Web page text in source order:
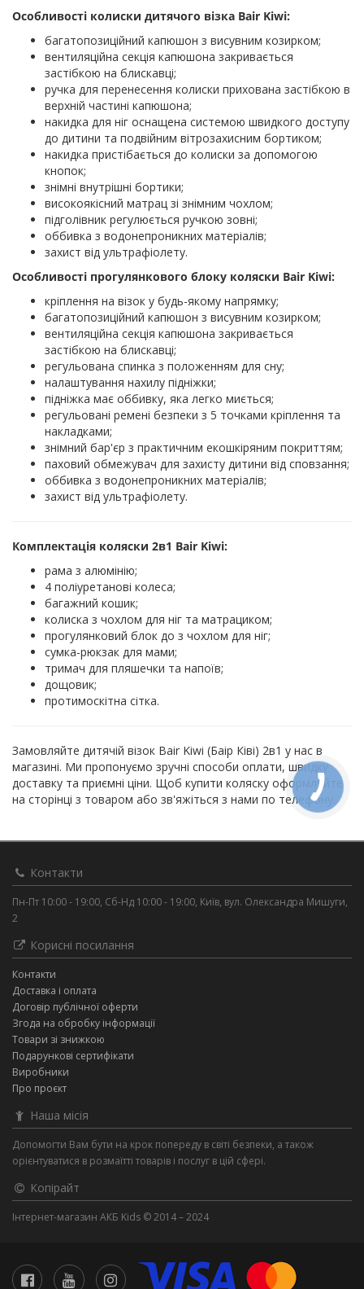
Особливості колиски дитячого візка Bair Kiwi:
багатопозиційний капюшон з висувним козирком;
вентиляційна секція капюшона закривається
застібкою на блискавці;
ручка для перенесення колиски прихована застібкою в
верхній частині капюшона;
накидка для ніг оснащена системою швидкого доступу
до дитини та подвійним вітрозахисним бортиком;
накидка пристібається до колиски за допомогою
кнопок;
знімні внутрішні бортики;
високоякісний матрац зі знімним чохлом;
підголівник регулюється ручкою зовні;
оббивка з водонепроникних матеріалів;
захист від ультрафіолету.
Особливості прогулянкового блоку коляски Bair Kiwi:
кріплення на візок у будь-якому напрямку;
багатопозиційний капюшон з висувним козирком;
вентиляційна секція капюшона закривається
застібкою на блискавці;
регульована спинка з положенням для сну;
налаштування нахилу підніжки;
підніжка має оббивку, яка легко миється;
регульовані ремені безпеки з 5 точками кріплення та
накладками;
знімний бар'єр з практичним екошкіряним покриттям;
паховий обмежувач для захисту дитини від сповзання;
оббивка з водонепроникних матеріалів;
захист від ультрафіолету.
Комплектація коляски 2в1 Bair Kiwi:
рама з алюмінію;
4 поліуретанові колеса;
багажний кошик;
колиска з чохлом для ніг та матрациком;
прогулянковий блок до з чохлом для ніг;
сумка-рюкзак для мами;
тримач для пляшечки та напоїв;
дощовик;
протимоскітна сітка.
Замовляйте дитячій візок Bair Kiwi (Баір Ківі) 2в1 у нас в
магазині. Ми пропонуємо зручні способи оплати, швидку
доставку та приємні ціни. Щоб купити коляску оформляйте
на сторінці з товаром або зв'яжіться з нами по телефону.
Контакти
Пн-Пт 10:00 - 19:00, Сб-Нд 10:00 - 19:00, Київ, вул. Олександра Мишуги,
2
Корисні посилання
Контакти
Доставка і оплата
Договір публічної оферти
Згода на обробку інформації
Товари зі знижкою
Подарункові сертифікати
Виробники
Про проєкт
Наша місія
Допомогти Вам бути на крок попереду в світі безпеки, а також
орієнтуватися в розмаїтті товарів і послуг в цій сфері.
Копірайт
Інтернет-магазин АКБ Kids © 2014 – 2024